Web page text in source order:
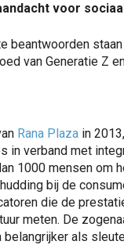
voor
beantwoorden
van Generatie Z
Rana Plaza in
in verband met
1000 mensen om
bij de
die de
meten. De
belangrijker als